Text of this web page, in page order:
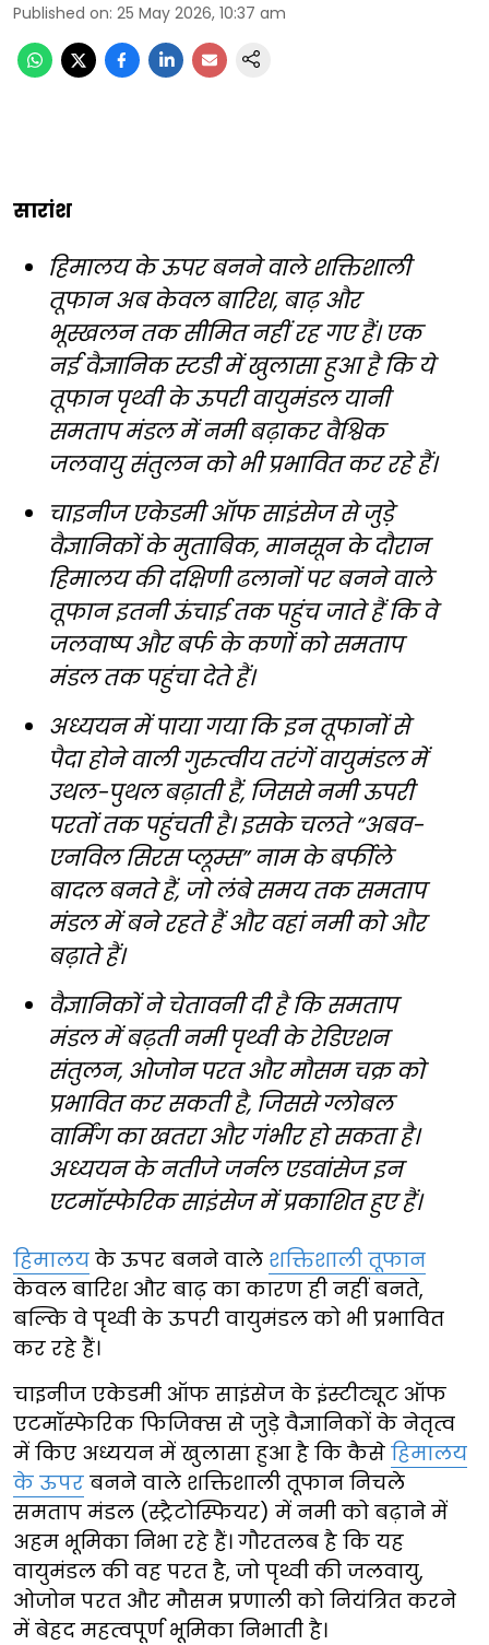
Published on: 25 May 2026, 10:37 am
सारांश
हिमालय के ऊपर बनने वाले शक्तिशाली
तूफान अब केवल बारिश, बाढ़ और
भूस्खलन तक सीमित नहीं रह गए हैं। एक
नई वैज्ञानिक स्टडी में खुलासा हुआ है कि ये
तूफान पृथ्वी के ऊपरी वायुमंडल यानी
समताप मंडल में नमी बढ़ाकर वैश्विक
जलवायु संतुलन को भी प्रभावित कर रहे हैं।
चाइनीज एकेडमी ऑफ साइंसेज से जुड़े
वैज्ञानिकों के मुताबिक, मानसून के दौरान
हिमालय की दक्षिणी ढलानों पर बनने वाले
तूफान इतनी ऊंचाई तक पहुंच जाते हैं कि वे
जलवाष्प और बर्फ के कणों को समताप
मंडल तक पहुंचा देते हैं।
अध्ययन में पाया गया कि इन तूफानों से
पैदा होने वाली गुरुत्वीय तरंगें वायुमंडल में
उथल-पुथल बढ़ाती हैं, जिससे नमी ऊपरी
परतों तक पहुंचती है। इसके चलते “अबव-
एनविल सिरस प्लूम्स” नाम के बर्फीले
बादल बनते हैं, जो लंबे समय तक समताप
मंडल में बने रहते हैं और वहां नमी को और
बढ़ाते हैं।
वैज्ञानिकों ने चेतावनी दी है कि समताप
मंडल में बढ़ती नमी पृथ्वी के रेडिएशन
संतुलन, ओजोन परत और मौसम चक्र को
प्रभावित कर सकती है, जिससे ग्लोबल
वार्मिंग का खतरा और गंभीर हो सकता है।
अध्ययन के नतीजे जर्नल एडवांसेज इन
एटमॉस्फेरिक साइंसेज में प्रकाशित हुए हैं।
हिमालय के ऊपर बनने वाले शक्तिशाली तूफान
केवल बारिश और बाढ़ का कारण ही नहीं बनते,
बल्कि वे पृथ्वी के ऊपरी वायुमंडल को भी प्रभावित
कर रहे हैं।
चाइनीज एकेडमी ऑफ साइंसेज के इंस्टीट्यूट ऑफ
एटमॉस्फेरिक फिजिक्स से जुड़े वैज्ञानिकों के नेतृत्व
में किए अध्ययन में खुलासा हुआ है कि कैसे हिमालय
के ऊपर बनने वाले शक्तिशाली तूफान निचले
समताप मंडल (स्ट्रैटोस्फियर) में नमी को बढ़ाने में
अहम भूमिका निभा रहे हैं। गौरतलब है कि यह
वायुमंडल की वह परत है, जो पृथ्वी की जलवायु,
ओजोन परत और मौसम प्रणाली को नियंत्रित करने
में बेहद महत्वपूर्ण भूमिका निभाती है।